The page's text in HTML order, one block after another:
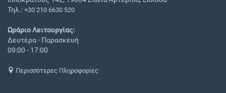
Τηλ.: +30 210 6630 520
Ωράριο Λειτουργίας:
Δευτέρα - Παρασκευή
09:00 - 17:00
Περισσότερες Πληροφορίες